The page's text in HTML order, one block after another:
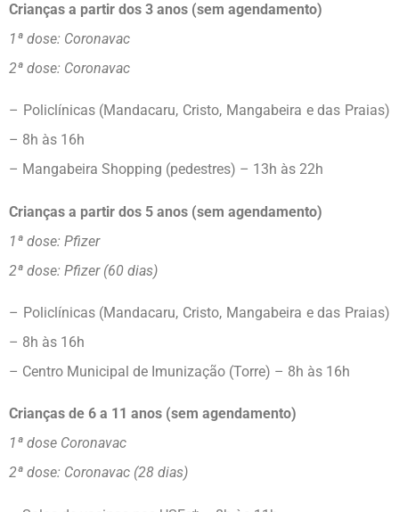
Crianças a partir dos 3 anos (sem agendamento)
1ª dose: Coronavac
2ª dose: Coronavac
– Policlínicas (Mandacaru, Cristo, Mangabeira e das Praias)
– 8h às 16h
– Mangabeira Shopping (pedestres) – 13h às 22h
Crianças a partir dos 5 anos (sem agendamento)
1ª dose: Pfizer
2ª dose: Pfizer (60 dias)
– Policlínicas (Mandacaru, Cristo, Mangabeira e das Praias)
– 8h às 16h
– Centro Municipal de Imunização (Torre) – 8h às 16h
Crianças de 6 a 11 anos (sem agendamento)
1ª dose Coronavac
2ª dose: Coronavac (28 dias)